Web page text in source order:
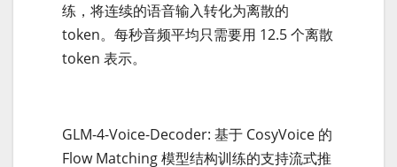
练，将连续的语音输入转化为离散的
token。每秒音频平均只需要用 12.5 个离散
token 表示。
GLM-4-Voice-Decoder: 基于 CosyVoice 的
Flow Matching 模型结构训练的支持流式推